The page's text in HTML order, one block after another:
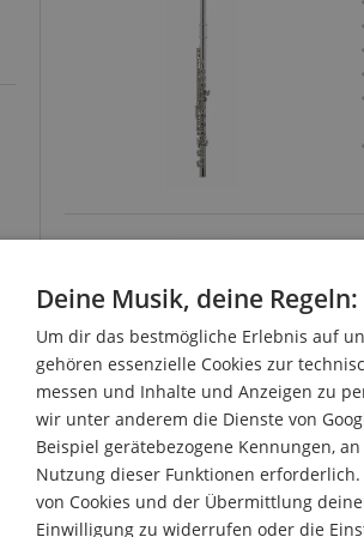
Deine Musik, deine
Um dir das bestmögliche Erlebnis auf
gehören essenzielle Cookies zur
messen und Inhalte und Anzeigen zu
wir unter anderem die Dienste von
Beispiel gerätebezogene Kennungen,
Nutzung dieser Funktionen
von Cookies und der Übermittlung
Einwilligung zu widerrufen oder die